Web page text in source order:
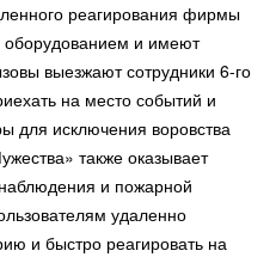
реагирования фирмы
и имеют
выезжают сотрудники 6-го
на место событий и
для исключения воровства
также оказывает
и пожарной
удаленно
и быстро реагировать на